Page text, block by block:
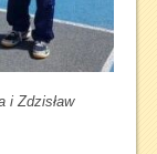
i Zdzisław